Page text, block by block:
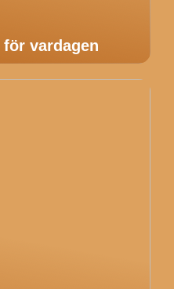
vardagen